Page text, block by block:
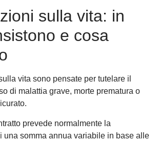
sulla vita: in
e cosa
vita sono pensate per tutelare il
di malattia grave, morte prematura o
prevede normalmente la
una somma annua variabile in base alle